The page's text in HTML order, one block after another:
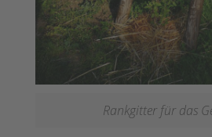
Rankgitter für das